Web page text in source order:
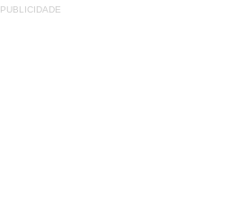
PUBLICIDADE